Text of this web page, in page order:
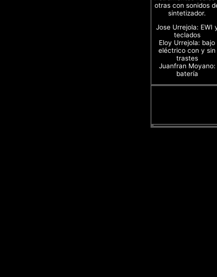
otras con sonidos
sintetizador.
Jose Urrejola: EWI
teclados
Eloy Urrejola: bajo
eléctrico con y sin
trastes
Juanfran Moyano:
batería